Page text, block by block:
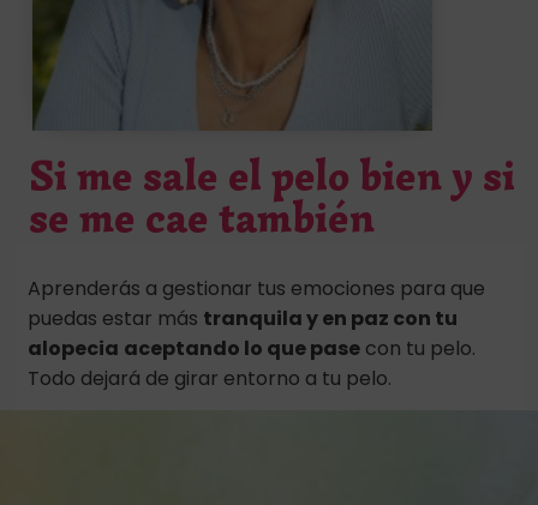
Si me sale el pelo bien y si
se me cae también
Aprenderás a gestionar tus emociones para que
puedas estar más tranquila y en paz con tu
alopecia aceptando lo que pase con tu pelo.
Todo dejará de girar entorno a tu pelo.